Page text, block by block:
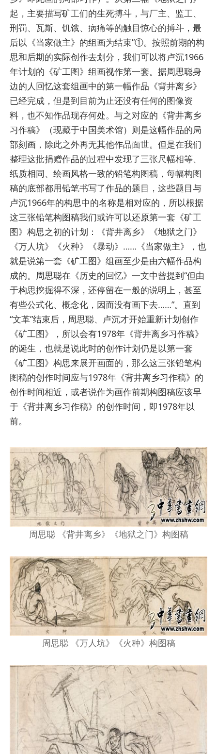
起，主要描写矿工们的生死搏斗，与厂主、监工、
刑罚、瓦斯、饥饿、病痛等的触目惊心的搏斗，最
后以《当家做主》的组画为结束”①。按照前期的构
思和后期的实际创作去划分，我们可以将卢沉1966
年计划的《矿工图》组画视作第一套。据周思聪身
边的人回忆这套组画中的第一幅作品《背井离乡》
已经完成，但是到目前为止还没有任何的图像资
料，也不知作品现存何处。与之对应的《背井离乡
习作稿》（现藏于中国美术馆）则是这幅作品的局
部刻画，除此之外再无其他作品面世。但是在我们
整理这批捐赠作品的过程中发现了三张尺幅相等、
纸质相同、绘画风格一致的铅笔构图稿，每幅构图
稿的底部都用铅笔书写了作品的题目，这些题目与
卢沉1966年的构思中的名称是相对应的，所以根据
这三张铅笔构图稿我们或许可以还原第一套《矿工
图》构思之初的计划：《背井离乡》《地狱之门》
《万人坑》《火种》《暴动》……《当家做主》，也
就是说第一套《矿工图》组画至少是由六幅作品构
成的。周思聪在《历史的回忆》一文中曾提到“但由
于构思挖掘得不深，还停留在一般的说明上，甚至
有些公式化、概念化，因而没有画下去……”。直到
“文革”结束后，周思聪、卢沉才开始重新计划创作
《矿工图》，所以会有1978年《背井离乡习作稿》
的诞生，也就是说此时的创作计划仍是以第一套
《矿工图》构思来展开画面的，那么这三张铅笔构
图稿的创作时间应与1978年《背井离乡习作稿》的
创作时间相近，或者说作为画作前期构图稿应该早
于《背井离乡习作稿》的创作时间，即1978年以
前。
周思聪 《背井离乡》《地狱之门》构图稿
周思聪 《万人坑》《火种》构图稿